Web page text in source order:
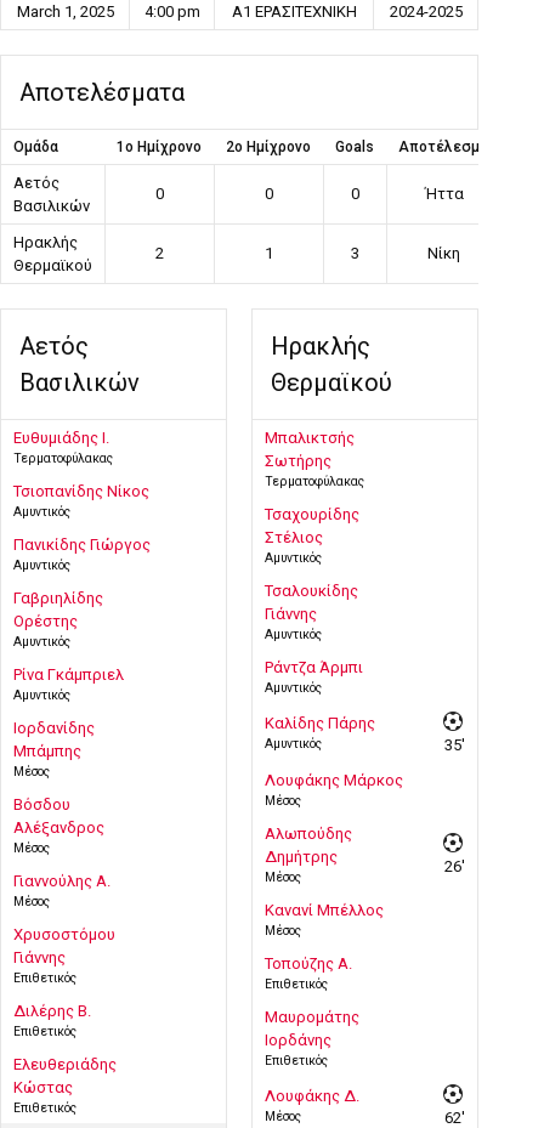
March 1, 2025 4:00 pm Α1 ΕΡΑΣΙΤΕΧΝΙΚΗ 2024-2025
Αποτελέσματα
Ομάδα 1ο Ημίχρονο 2ο Ημίχρονο Goals Αποτέλεσμα
Αετός
Βασιλικών
0 0 0 Ήττα
Ηρακλής
Θερμαϊκού
2 1 3 Νίκη
Αετός
Βασιλικών
Ευθυμιάδης Ι.
Τερματοφύλακας
Τσιοπανίδης Νίκος
Αμυντικός
Πανικίδης Γιώργος
Αμυντικός
Γαβριηλίδης
Ορέστης
Αμυντικός
Ρίνα Γκάμπριελ
Αμυντικός
Ιορδανίδης
Μπάμπης
Μέσος
Βόσδου
Αλέξανδρος
Μέσος
Γιαννούλης Α.
Μέσος
Χρυσοστόμου
Γιάννης
Επιθετικός
Διλέρης Β.
Επιθετικός
Ελευθεριάδης
Κώστας
Επιθετικός
Ηρακλής
Θερμαϊκού
Μπαλικτσής
Σωτήρης
Τερματοφύλακας
Τσαχουρίδης
Στέλιος
Αμυντικός
Τσαλουκίδης
Γιάννης
Αμυντικός
Ράντζα Άρμπι
Αμυντικός
Καλίδης Πάρης
Αμυντικός
35'
Λουφάκης Μάρκος
Μέσος
Αλωπούδης
Δημήτρης
Μέσος
26'
Κανανί Μπέλλος
Μέσος
Τοπούζης Α.
Επιθετικός
Μαυρομάτης
Ιορδάνης
Επιθετικός
Λουφάκης Δ.
Μέσος
62'